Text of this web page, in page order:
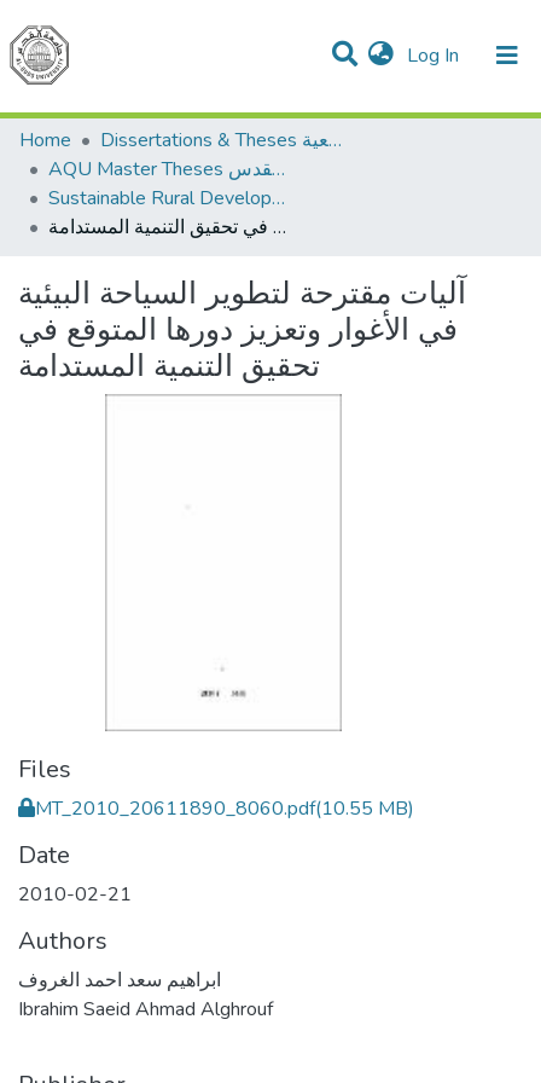
Log In (current)
Communities & Collections
All of DSpace
Home
Dissertations & Theses الرسائل الجامعية
AQU Master Theses الرسائل الجامعية الخاصة بجامعة القدس
Sustainable Rural Development التنمية الريفية المستدامة
آليات مقترحة لتطوير السياحة البيئية في الأغوار وتعزيز دورها المتوقع في تحقيق التنمية المستدامة
آليات مقترحة لتطوير السياحة البيئية
في الأغوار وتعزيز دورها المتوقع في
تحقيق التنمية المستدامة
Files
MT_2010_20611890_8060.pdf(10.55 MB)
Date
2010-02-21
Authors
ابراهيم سعد احمد الغروف
Ibrahim Saeid Ahmad Alghrouf